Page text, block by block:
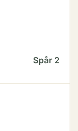
Spår 2